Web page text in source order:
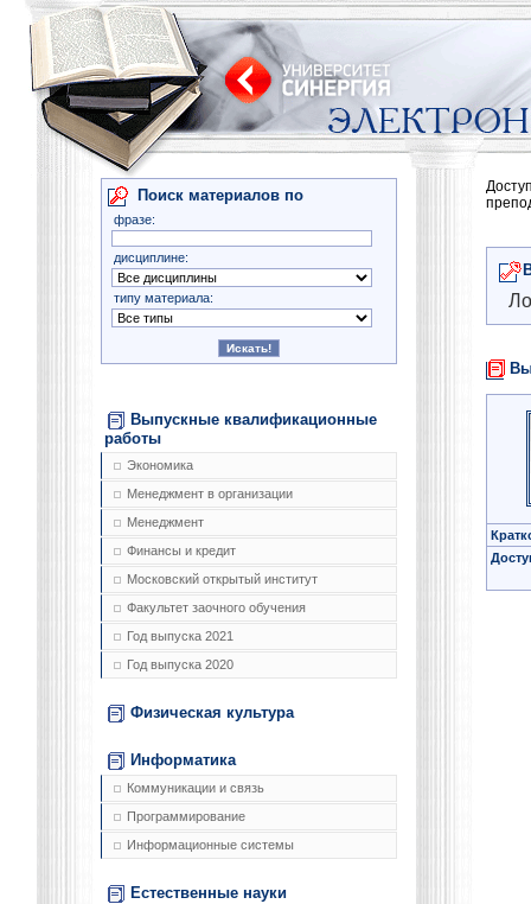
Поиск материалов по
фразе:
дисциплине:
типу материала:
Выпускные квалификационные
работы
Экономика
Менеджмент в организации
Менеджмент
Финансы и кредит
Московский открытый институт
Факультет заочного обучения
Год выпуска 2021
Год выпуска 2020
Физическая культура
Информатика
Коммуникации и связь
Программирование
Информационные системы
Естественные науки